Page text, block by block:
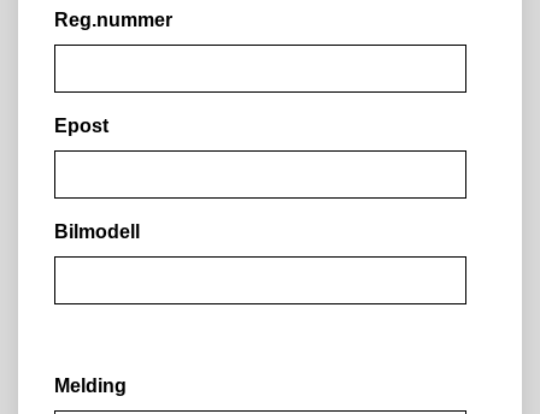
Reg.nummer
Epost
Bilmodell
Melding